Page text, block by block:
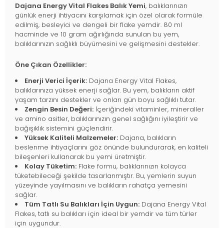
Dajana Energy Vital Flakes Balık Yemi, balıklarınızın
günlük enerji ihtiyacını karşılamak için özel olarak formüle
edilmiş, besleyici ve dengeli bir flake yemdir. 80 ml
hacminde ve 10 gram ağırlığında sunulan bu yem,
balıklarınızın sağlıklı büyümesini ve gelişmesini destekler.
Öne Çıkan Özellikler:
Enerji Verici İçerik: Dajana Energy Vital Flakes,
balıklarınıza yüksek enerji sağlar. Bu yem, balıkların aktif
yaşam tarzını destekler ve onları gün boyu sağlıklı tutar.
Zengin Besin Değeri: İçeriğindeki vitaminler, mineraller
ve amino asitler, balıklarınızın genel sağlığını iyileştirir ve
bağışıklık sistemini güçlendirir.
Yüksek Kaliteli Malzemeler: Dajana, balıkların
beslenme ihtiyaçlarını göz önünde bulundurarak, en kaliteli
bileşenleri kullanarak bu yemi üretmiştir.
Kolay Tüketim: Flake formu, balıklarınızın kolayca
tüketebileceği şekilde tasarlanmıştır. Bu, yemlerin suyun
yüzeyinde yayılmasını ve balıkların rahatça yemesini
sağlar.
Tüm Tatlı Su Balıkları İçin Uygun: Dajana Energy Vital
Flakes, tatlı su balıkları için ideal bir yemdir ve tüm türler
için uygundur.